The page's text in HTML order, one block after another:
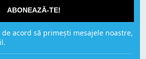
ABONEAZĂ-TE!
de acord să primești mesajele noastre,